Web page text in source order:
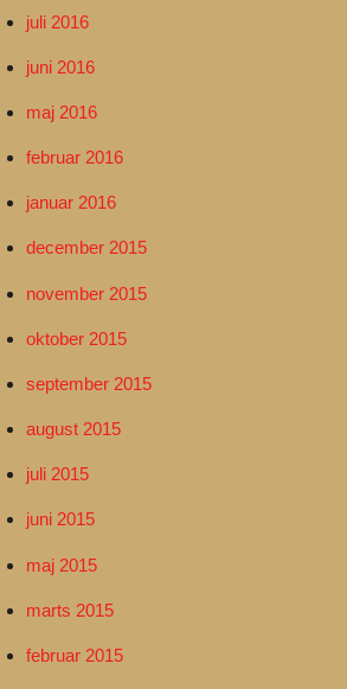
juli 2016
juni 2016
maj 2016
februar 2016
januar 2016
december 2015
november 2015
oktober 2015
september 2015
august 2015
juli 2015
juni 2015
maj 2015
marts 2015
februar 2015